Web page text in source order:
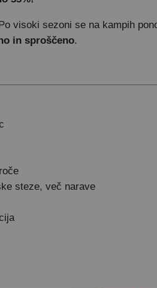
visoki sezoni se na kampih
in sproščeno.
steze, več narave